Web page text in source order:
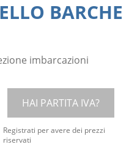
BARCHE
imbarcazioni
HAI PARTITA IVA?
Registrati per avere dei prezzi
riservati